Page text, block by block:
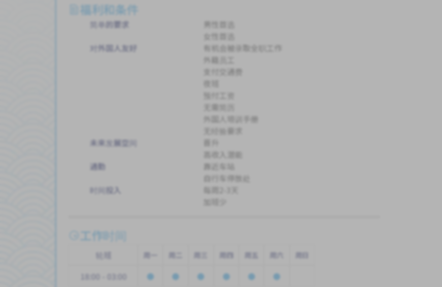
福利和条件
简单的要求
男性首选
女性首选
对外国人友好
有机会被录取全职工作
外籍员工
支付交通费
夜班
预付工资
无需简历
外国人培训手册
无经验要求
未来发展空间
高收入潜能
通勤
靠近车站
自行车停放处
时间投入
每周2-3天
加班少
工作时间
轮班 周一 周二 周三 周四 周五 周六 周日
18:00 - 03:00